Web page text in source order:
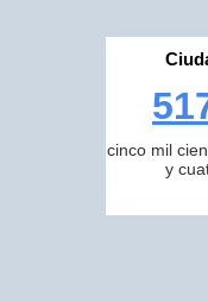
cinco mil
y